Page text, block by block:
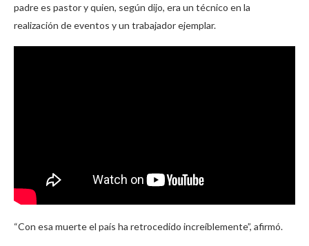
padre es pastor y quien, según dijo, era un técnico en la
realización de eventos y un trabajador ejemplar.
“Con esa muerte el país ha retrocedido increíblemente”, afirmó.